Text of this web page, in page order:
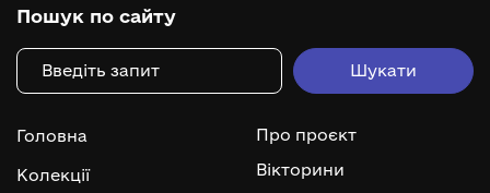
Пошук по сайту
Головна
Колекції
Про проєкт
Вікторини